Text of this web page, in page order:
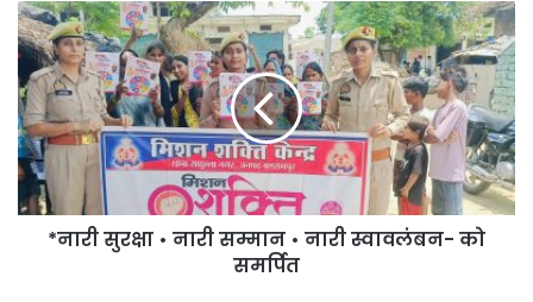
*नारी
सुरक्षा
•
नारी
सम्मान
•
नारी
स्वावलंबन-
को
समर्पित*नारी सुरक्षा • नारी सम्मान • नारी स्वावलंबन- को
समर्पित